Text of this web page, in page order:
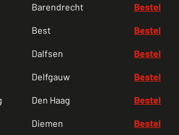
Barendrecht Bestel
Best Bestel
Dalfsen Bestel
Delfgauw Bestel
Den Haag Bestel
Diemen Bestel